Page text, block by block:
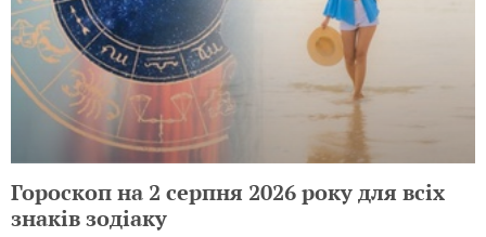
Гороскоп на 2 серпня 2026 року для всіх
знаків зодіаку